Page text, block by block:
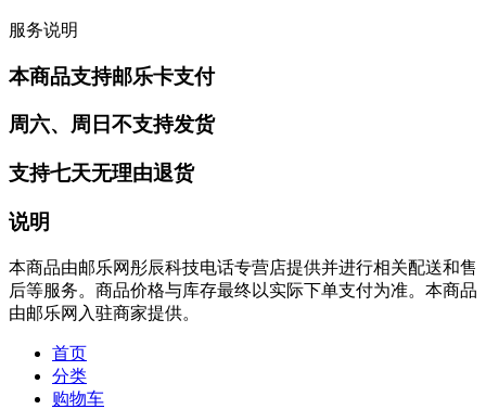
服务说明
本商品支持邮乐卡支付
周六、周日不支持发货
支持七天无理由退货
说明
本商品由邮乐网彤辰科技电话专营店提供并进行相关配送和售
后等服务。商品价格与库存最终以实际下单支付为准。本商品
由邮乐网入驻商家提供。
首页
分类
购物车